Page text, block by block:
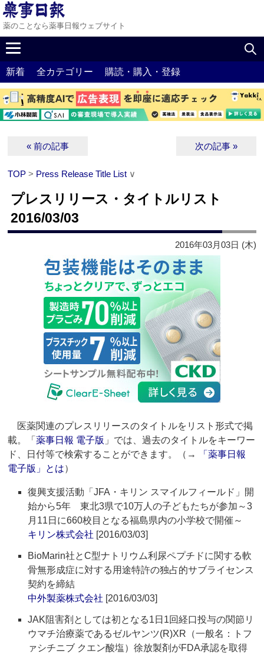
薬のことなら薬事日報ウェブサイト
新着 全カテゴリー 購読・購入・登録
« 前の記事 次の記事 »
TOP > Press Release Title List ∨
プレスリリース・タイトルリスト
2016/03/03
2016年03月03日 (木)
医薬関連のプレスリリースのタイトルをリスト形式で掲
載。「薬事日報 電子版 」では、過去のタイトルをキーワー
ド、日付等で検索することができます。（→
「薬事日報
電子版」とは）
復興支援活動「JFA・キリン スマイルフィールド」開
始から5年 東北3県で10万人の子どもたちが参加～3
月11日に660校目となる福島県内の小学校で開催～
キリン株式会社 [2016/03/03]
BioMarin社とC型ナトリウム利尿ペプチドに関する軟
骨無形成症に対する用途特許の独占的サブライセンス
契約を締結
中外製薬株式会社 [2016/03/03]
JAK阻害剤としては初となる1日1回経口投与の関節リ
ウマチ治療薬であるゼルヤンツ(R)XR（一般名：トフ
ァシチニブ クエン酸塩）徐放製剤がFDA承認を取得